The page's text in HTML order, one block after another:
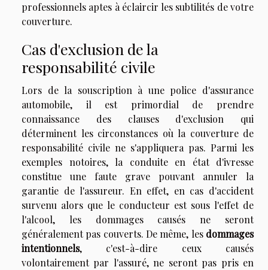
professionnels aptes à éclaircir les subtilités de votre
couverture.
Cas d'exclusion de la
responsabilité civile
Lors de la souscription à une police d'assurance
automobile, il est primordial de prendre
connaissance des clauses d'exclusion qui
déterminent les circonstances où la couverture de
responsabilité civile ne s'appliquera pas. Parmi les
exemples notoires, la conduite en état d'ivresse
constitue une faute grave pouvant annuler la
garantie de l'assureur. En effet, en cas d'accident
survenu alors que le conducteur est sous l'effet de
l'alcool, les dommages causés ne seront
généralement pas couverts. De même, les dommages
intentionnels, c'est-à-dire ceux causés
volontairement par l'assuré, ne seront pas pris en